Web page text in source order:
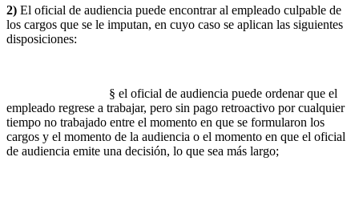
2) El oficial de audiencia puede encontrar al empleado culpable de
los cargos que se le imputan, en cuyo caso se aplican las siguientes
disposiciones:
§ el oficial de audiencia puede ordenar que el
empleado regrese a trabajar, pero sin pago retroactivo por cualquier
tiempo no trabajado entre el momento en que se formularon los
cargos y el momento de la audiencia o el momento en que el oficial
de audiencia emite una decisión, lo que sea más largo;